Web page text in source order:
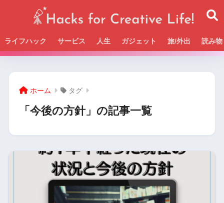
ライフハック サービス 人生 ガジェット 旅/外出 読み物
Beckの活動＆SNSまとめはこちら
ホーム タグ
「今後の方針」の記事一覧